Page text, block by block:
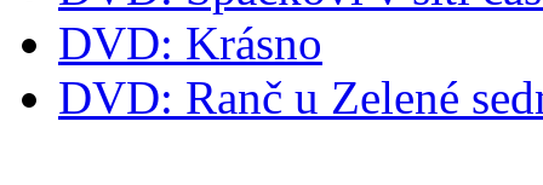
DVD: Krásno
DVD: Ranč u Zelené